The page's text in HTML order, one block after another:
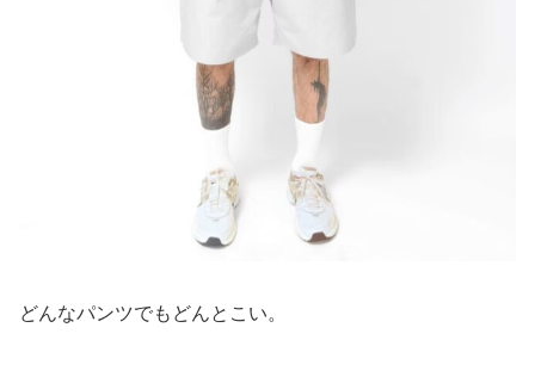
どんなパンツでもどんとこい。